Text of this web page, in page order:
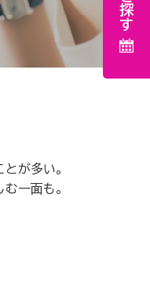
が多い。
一面も。